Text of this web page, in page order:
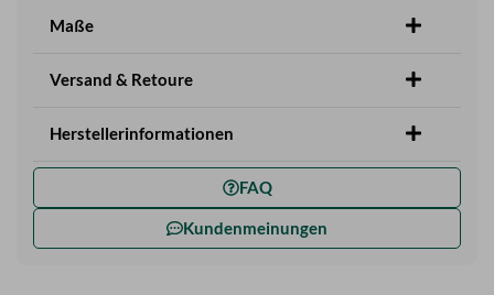
Maße
Versand & Retoure
Herstellerinformationen
FAQ
Kundenmeinungen